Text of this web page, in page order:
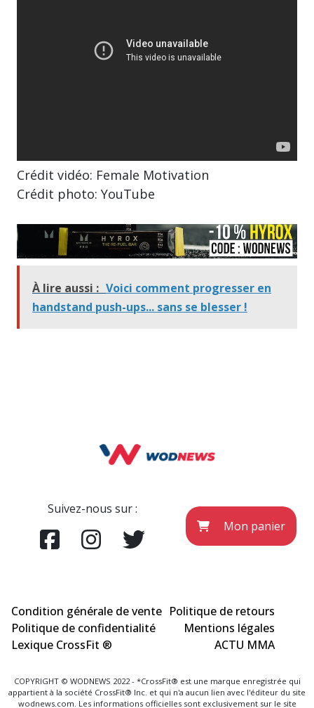
Crédit vidéo: Female Motivation
Crédit photo: YouTube
À lire aussi : Voici comment progresser en
handstand push-ups... sans se blesser !
Suivez-nous sur :
Mon panier
Condition générale de vente Politique de retours
Politique de confidentialité
Mentions légales
Lexique CrossFit ®
ACTU MMA
COPYRIGHT © WODNEWS 2022 - *CrossFit® est une marque enregistrée qui
appartient à la société CrossFit® Inc. et qui n'a aucun lien avec l'éditeur du site
wodnews.com. Les informations officielles sont exclusivement sur le site